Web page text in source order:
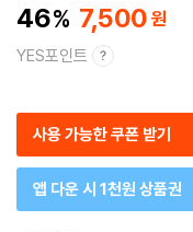
46 7,500
YES포인트
사용 가능한 쿠폰 받기
앱 다운 시 1천원 상품권